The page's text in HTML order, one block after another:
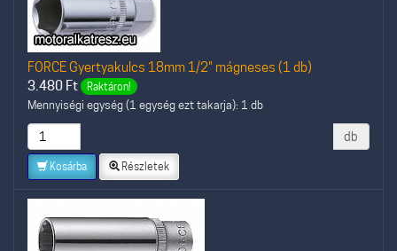
FORCE Gyertyakulcs 18mm 1/2" mágneses (1 db)
3.480 Ft Raktáron!
Mennyiségi egység (1 egység ezt takarja): 1 db
db
Kosárba Részletek